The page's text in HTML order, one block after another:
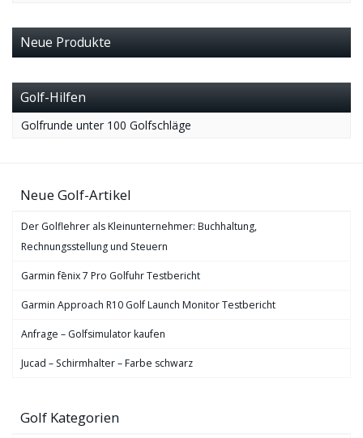
Neue Produkte
Golf-Hilfen
Golfrunde unter 100 Golfschläge
Neue Golf-Artikel
Der Golflehrer als Kleinunternehmer: Buchhaltung,
Rechnungsstellung und Steuern
Garmin fēnix 7 Pro Golfuhr Testbericht
Garmin Approach R10 Golf Launch Monitor Testbericht
Anfrage – Golfsimulator kaufen
Jucad – Schirmhalter – Farbe schwarz
Golf Kategorien